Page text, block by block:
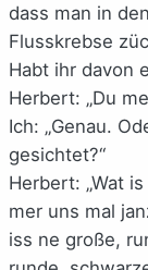
dass man in
Flusskrebse
Habt ihr davon
Herbert: „Du
Ich: „Genau.
gesichtet?“
Herbert: „Wat
mer uns mal
iss ne große,